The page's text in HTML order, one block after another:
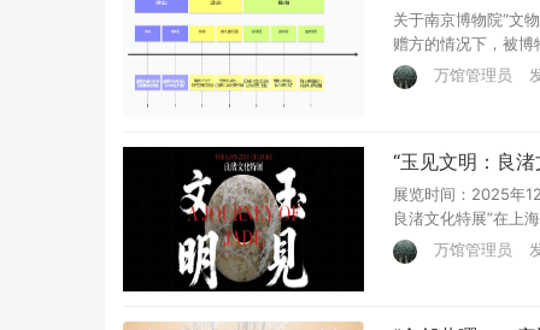
关于南京博物院“文
赠方的情况下，被博
万馆管理员
“玉见文明：良
展览时间：2025年
良渚文化特展”在上
万馆管理员